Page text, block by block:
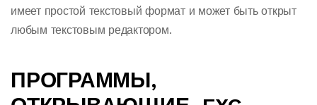
имеет простой текстовый формат и может быть открыт
любым текстовым редактором.
ПРОГРАММЫ,